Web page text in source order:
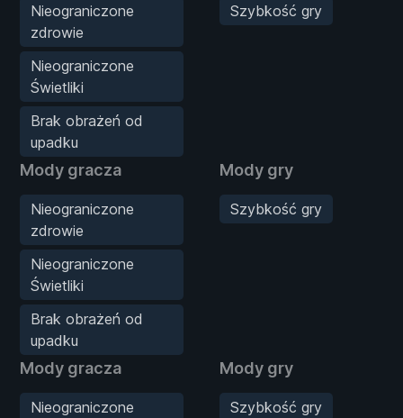
Nieograniczone
zdrowie
Nieograniczone
Świetliki
Brak obrażeń od
upadku
Szybkość gry
Mody gracza
Nieograniczone
zdrowie
Nieograniczone
Świetliki
Brak obrażeń od
upadku
Mody gry
Szybkość gry
Mody gracza
Nieograniczone
Mody gry
Szybkość gry